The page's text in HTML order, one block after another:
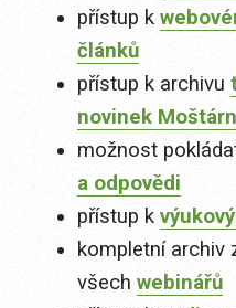
přístup k
článků
přístup k archivu
novinek
možnost
a odpovědi
přístup k
kompletní archiv
všech webinářů